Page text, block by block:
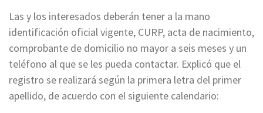
Las y los interesados deberán tener a la mano
identificación oficial vigente, CURP, acta de nacimiento,
comprobante de domicilio no mayor a seis meses y un
teléfono al que se les pueda contactar. Explicó que el
registro se realizará según la primera letra del primer
apellido, de acuerdo con el siguiente calendario: